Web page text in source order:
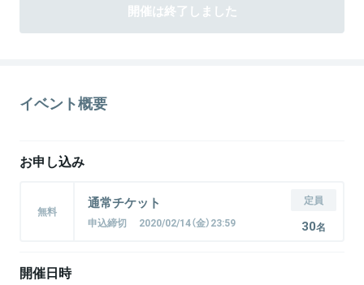
開催は終了しました
イベント概要
お申し込み
無料 通常チケット
申込締切 2020/02/14（金）23:59
定員
30名
開催日時